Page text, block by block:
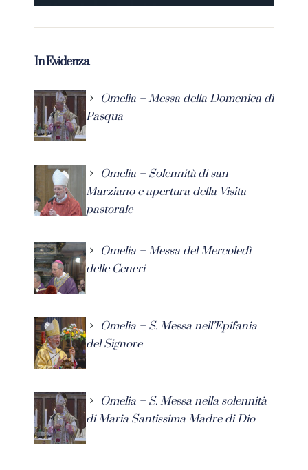
In Evidenza
Omelia – Messa della Domenica di
Pasqua
Omelia – Solennità di san
Marziano e apertura della Visita
pastorale
Omelia – Messa del Mercoledì
delle Ceneri
Omelia – S. Messa nell’Epifania
del Signore
Omelia – S. Messa nella solennità
di Maria Santissima Madre di Dio